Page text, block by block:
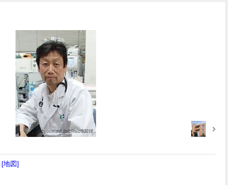
[地図]